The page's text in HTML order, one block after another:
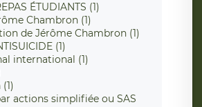
ÉTUDIANTS (1)
Chambron (1)
de Jérôme Chambron (1)
(1)
international (1)
actions simplifiée ou SAS